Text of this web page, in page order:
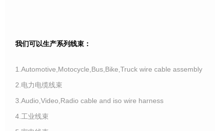
我们可以生产系列线束：
1.Automotive,Motocycle,Bus,Bike,Truck wire cable assembly
2.电力电缆线束
3.Audio,Video,Radio cable and iso wire harness
4.工业线束